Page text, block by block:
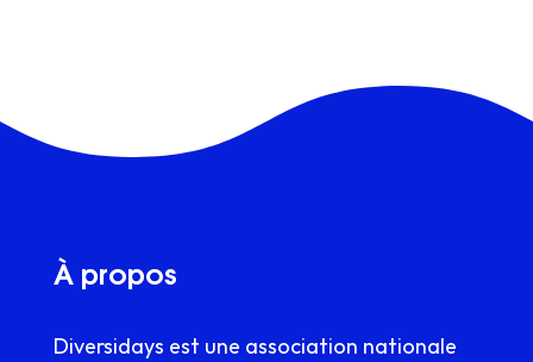
À propos
Diversidays est une association nationale